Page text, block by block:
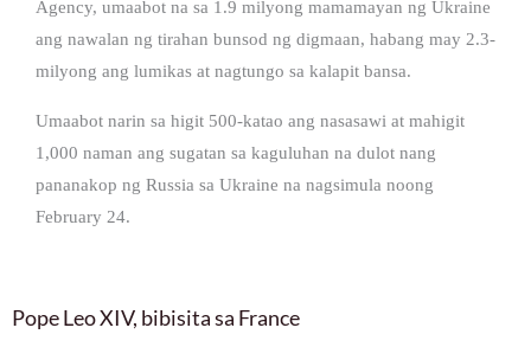
Agency, umaabot na sa 1.9 milyong mamamayan ng Ukraine
ang nawalan ng tirahan bunsod ng digmaan, habang may 2.3-
milyong ang lumikas at nagtungo sa kalapit bansa.
Umaabot narin sa higit 500-katao ang nasasawi at mahigit
1,000 naman ang sugatan sa kaguluhan na dulot nang
pananakop ng Russia sa Ukraine na nagsimula noong
February 24.
Pope Leo XIV, bibisita sa France